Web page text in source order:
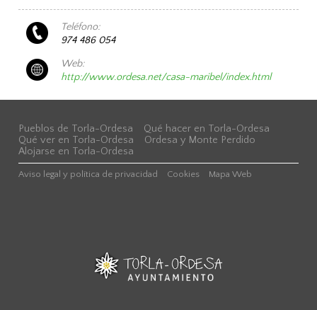
Teléfono:
974 486 054
Web:
http://www.ordesa.net/casa-maribel/index.html
Pueblos de Torla-Ordesa
Qué hacer en Torla-Ordesa
Qué ver en Torla-Ordesa
Ordesa y Monte Perdido
Alojarse en Torla-Ordesa
Aviso legal y política de privacidad Cookies Mapa Web